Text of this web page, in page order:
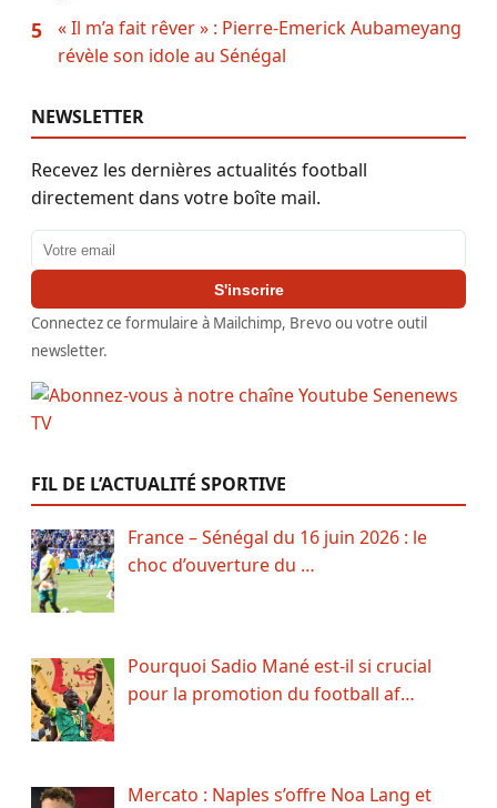
5
« Il m’a fait rêver » : Pierre-Emerick Aubameyang
révèle son idole au Sénégal
NEWSLETTER
Recevez les dernières actualités football
directement dans votre boîte mail.
Adresse email
S'inscrire
Connectez ce formulaire à Mailchimp, Brevo ou votre outil
newsletter.
FIL DE L’ACTUALITÉ SPORTIVE
France – Sénégal du 16 juin 2026 : le
choc d’ouverture du …
Pourquoi Sadio Mané est-il si crucial
pour la promotion du football af…
Mercato : Naples s’offre Noa Lang et